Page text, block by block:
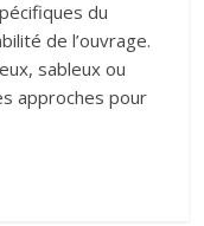
du
de l’ouvrage.
sableux ou
approches pour